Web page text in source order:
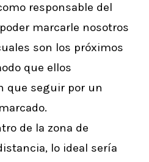
responsable del
marcarle nosotros
son los próximos
que ellos
que seguir por un
de la zona de
lo ideal sería